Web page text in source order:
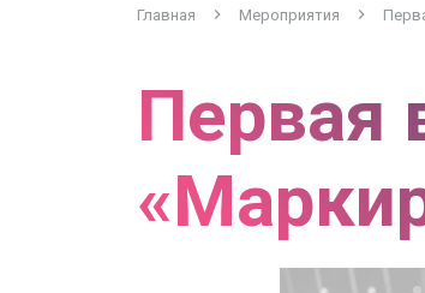
Главная Мероприятия
Первая